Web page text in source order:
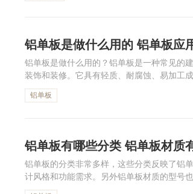
铝单板是做什么用的 铝单板应
铝单板是做什么用的？铝单板是一种常见的
装饰和装修。它具有轻质、耐腐蚀、易加工
铝单板
铝单板有哪些分类 铝单板材质
铝单板的分类非常多样，这些分类反映了铝
计风格和功能需求。另外铝单板材质的型号
类？铝单板材质有几种型号？下面为大家介绍